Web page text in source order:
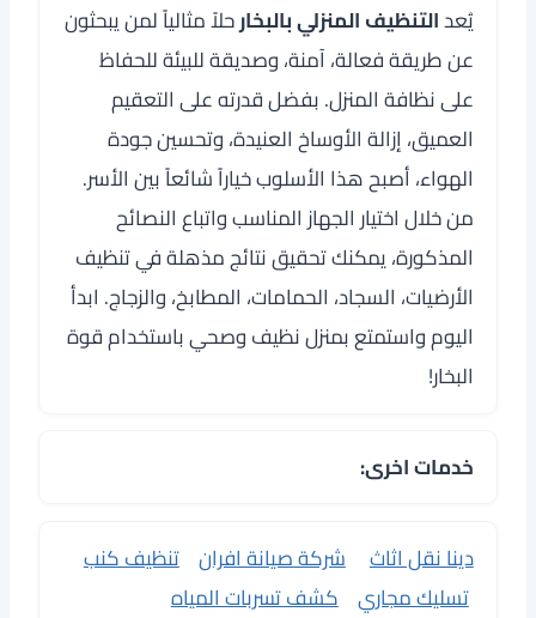
يُعدالتنظيف المنزلي بالبخارحلاً مثالياً لمن يبحثون
عن طريقة فعالة، آمنة، وصديقة للبيئة للحفاظ
على نظافة المنزل. بفضل قدرته على التعقيم
العميق، إزالة الأوساخ العنيدة، وتحسين جودة
الهواء، أصبح هذا الأسلوب خياراً شائعاً بين الأسر.
من خلال اختيار الجهاز المناسب واتباع النصائح
المذكورة، يمكنك تحقيق نتائج مذهلة في تنظيف
الأرضيات، السجاد، الحمامات، المطابخ، والزجاج. ابدأ
اليوم واستمتع بمنزل نظيف وصحي باستخدام قوة
البخار!
خدمات اخرى:
دينا نقل اثاث شركة صيانة افران تنظيف كنب
تسليك مجاري كشف تسربات المياه